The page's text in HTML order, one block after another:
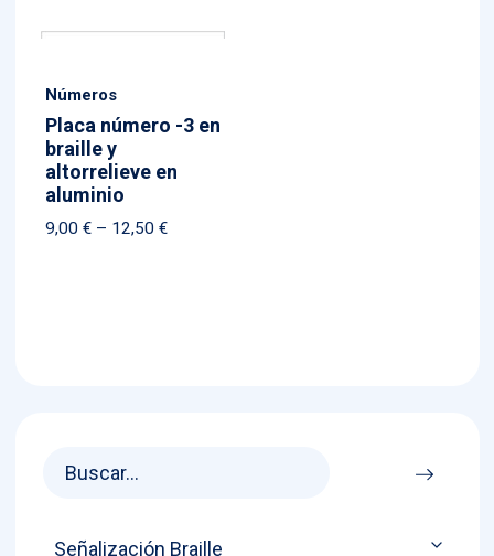
Señalización Braille
Números
Placa número -3 en
braille y
altorrelieve en
aluminio
9,00€ – 12,50€Price